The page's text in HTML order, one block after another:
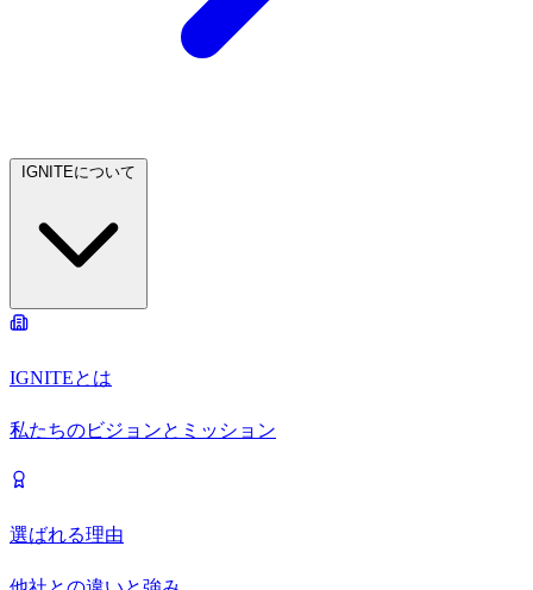
IGNITEとは
私たちのビジョンとミッション
選ばれる理由